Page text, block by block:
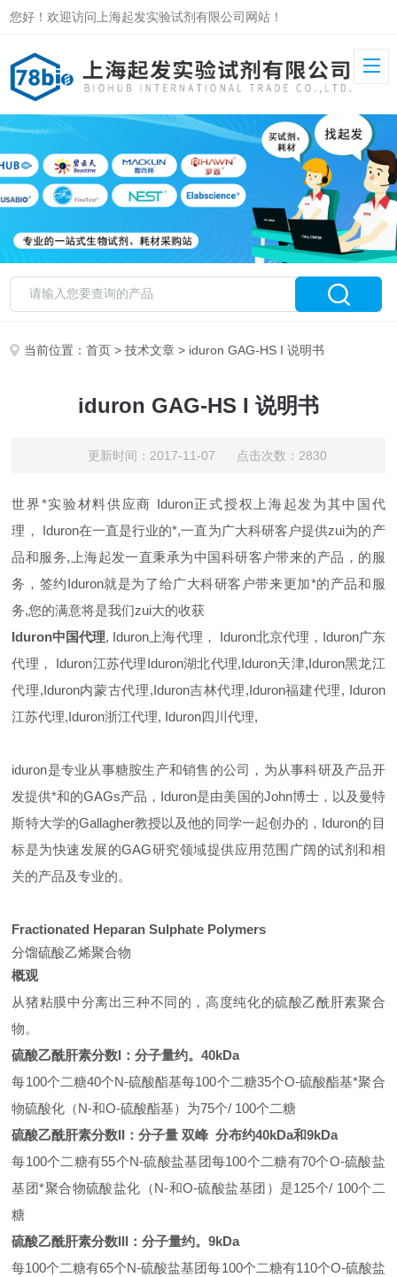
您好！欢迎访问上海起发实验试剂有限公司网站！
当前位置：首页 >技术文章 > iduron GAG-HS I 说明书
iduron GAG-HS I 说明书
更新时间：2017-11-07 点击次数：2830
世界*实验材料供应商 Iduron正式授权上海起发为其中国代
理， Iduron在一直是行业的*,一直为广大科研客户提供zui为的产
品和服务,上海起发一直秉承为中国科研客户带来的产品，的服
务，签约Iduron就是为了给广大科研客户带来更加*的产品和服
务,您的满意将是我们zui大的收获
Iduron中国代理, Iduron 上海代理， Iduron北京代理， Iduron广东
代理， Iduron江苏代理Iduron湖北代理,Iduron天津,Iduron黑龙江
代理,Iduron内蒙古代理,Iduron吉林代理,Iduron福建代理, Iduron
江苏代理,Iduron浙江代理, Iduron四川代理,
iduron是专业从事糖胺生产和销售的公司，为从事科研及产品开
发提供*和的GAGs产品，Iduron是由美国的John博士，以及曼特
斯特大学的Gallagher教授以及他的同学一起创办的，Iduron的目
标是为快速发展的GAG研究领域提供应用范围广阔的试剂和相
关的产品及专业的。
Fractionated Heparan Sulphate Polymers
分馏硫酸乙烯聚合物
概观
从猪粘膜中分离出三种不同的，高度纯化的硫酸乙酰肝素聚合
物。
硫酸乙酰肝素分数I：分子量约。40kDa
每100个二糖40个N-硫酸酯基每100个二糖35个O-硫酸酯基*聚合
物硫酸化（N-和O-硫酸酯基）为75个/ 100个二糖
硫酸乙酰肝素分数II：分子量 双峰分布约40kDa和9kDa
每100个二糖有55个N-硫酸盐基团每100个二糖有70个O-硫酸盐
基团*聚合物硫酸盐化（N-和O-硫酸盐基团）是125个/ 100个二
糖
硫酸乙酰肝素分数III：分子量约。9kDa
每100个二糖有65个N-硫酸盐基团每100个二糖有110个O-硫酸盐